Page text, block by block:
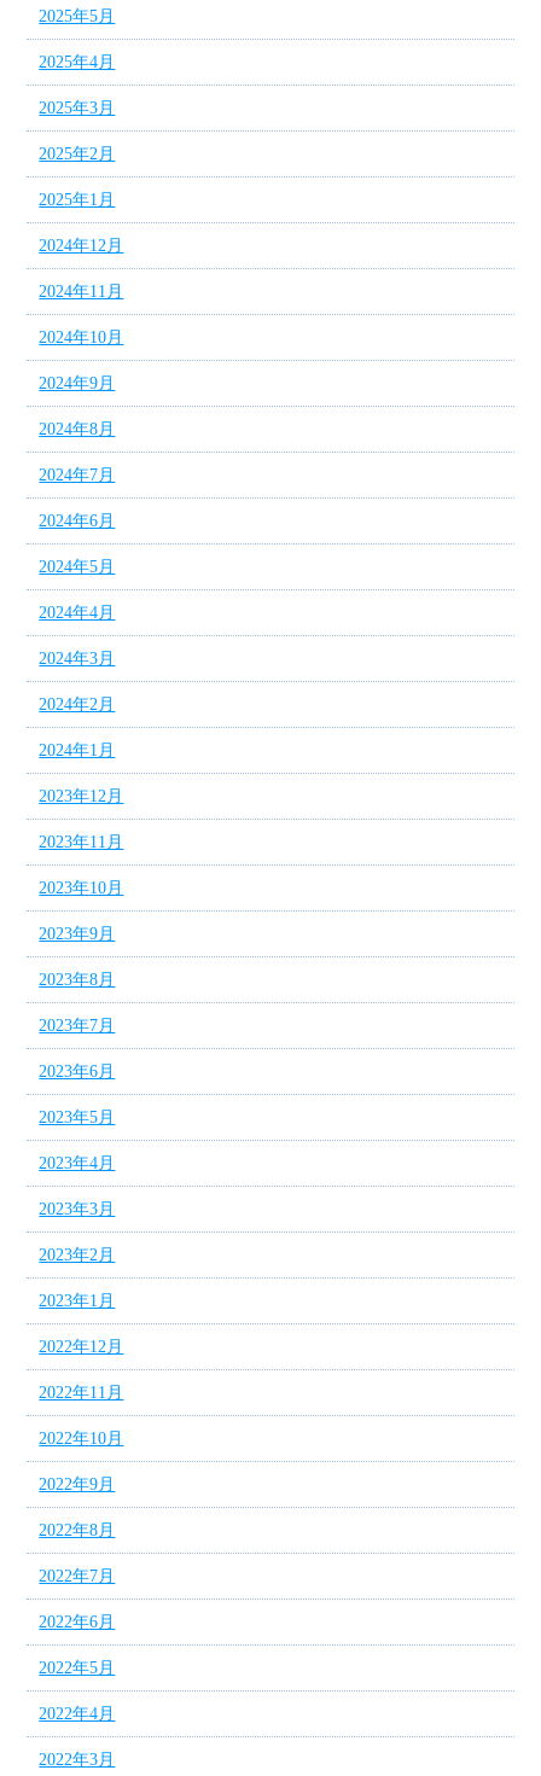
2025年5月
2025年4月
2025年3月
2025年2月
2025年1月
2024年12月
2024年11月
2024年10月
2024年9月
2024年8月
2024年7月
2024年6月
2024年5月
2024年4月
2024年3月
2024年2月
2024年1月
2023年12月
2023年11月
2023年10月
2023年9月
2023年8月
2023年7月
2023年6月
2023年5月
2023年4月
2023年3月
2023年2月
2023年1月
2022年12月
2022年11月
2022年10月
2022年9月
2022年8月
2022年7月
2022年6月
2022年5月
2022年4月
2022年3月